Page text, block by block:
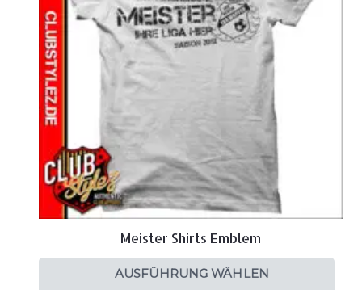
Meister Shirts Emblem
AUSFÜHRUNG WÄHLEN